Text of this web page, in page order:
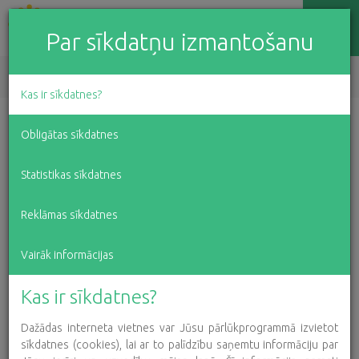
EN LV RU
Vasaras nometne kā logs
uz citu pasauli
Augustā, jau trešo gadu pēc kārtas, pateicoties
bērniem ar smagām diagnozēm un viņu ģimenēm
doties uz četru dienu specializēto nometni “Taureņu
Par sīkdatņu izmantošanu
Kas ir sīkdatnes?
Obligātas sīkdatnes
Statistikas sīkdatnes
Reklāmas sīkdatnes
Vairāk informācijas
Kas ir sīkdatnes?
Dažādas interneta vietnes var Jūsu pārlūkprogrammā izvietot
sīkdatnes (cookies), lai ar to palīdzību saņemtu informāciju par